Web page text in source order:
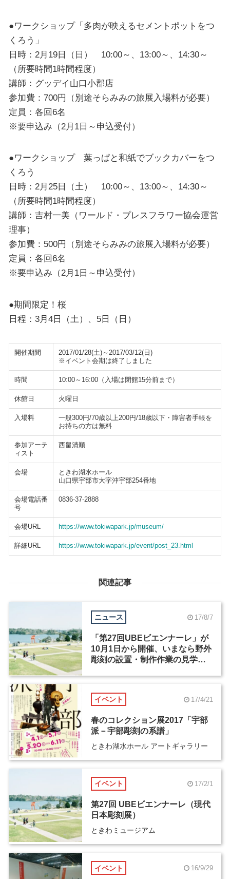
●ワークショップ「多肉が映えるセメントポットをつ
くろう」
日時：2月19日（日） 10:00～、13:00～、14:30～
（所要時間1時間程度）
講師：グッデイ山口小郡店
参加費：700円（別途そらみみの旅展入場料が必要）
定員：各回6名
※要申込み（2月1日～申込受付）
●ワークショップ 葉っぱと和紙でブックカバーをつ
くろう
日時：2月25日（土） 10:00～、13:00～、14:30～
（所要時間1時間程度）
講師：吉村一美（ワールド・プレスフラワー協会運営
理事）
参加費：500円（別途そらみみの旅展入場料が必要）
定員：各回6名
※要申込み（2月1日～申込受付）
●期間限定！桜
日程：3月4日（土）、5日（日）
開催期間
2017/01/28(土)～2017/03/12(日)
※イベント会期は終了しました
時間 10:00～16:00（入場は閉館15分前まで）
休館日 火曜日
入場料
一般300円/70歳以上200円/18歳以下・障害者手帳を
お持ちの方は無料
参加アーテ
ィスト
西畠清順
会場
ときわ湖水ホール
山口県宇部市大字沖宇部254番地
会場電話番
号
0836-37-2888
会場URL https://www.tokiwapark.jp/museum/
詳細URL https://www.tokiwapark.jp/event/post_23.html
関連記事
ニュース 17/8/7
「第27回UBEビエンナーレ」が
10月1日から開催、いまなら野外
彫刻の設置・制作作業の見学も
イベント 17/4/21
春のコレクション展2017「宇部
派－宇部彫刻の系譜」
ときわ湖水ホール アートギャラリー
イベント 17/2/1
第27回 UBEビエンナーレ（現代
日本彫刻展）
ときわミュージアム
イベント 16/9/29